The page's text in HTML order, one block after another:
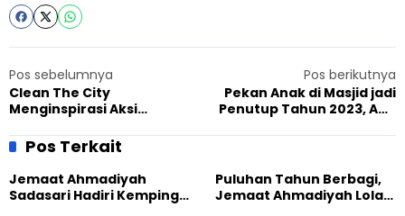
Pos sebelumnya
Clean The City
Menginspirasi Aksi
Kabupaten Kuningan
Pos berikutnya
Pekan Anak di Masjid jadi
Penutup Tahun 2023, Ada
Lingkungan
Pos Terkait
Jemaat Ahmadiyah
Sadasari Hadiri Kemping
Puluhan Tahun Berbagi,
Jemaat Ahmadiyah Lolak